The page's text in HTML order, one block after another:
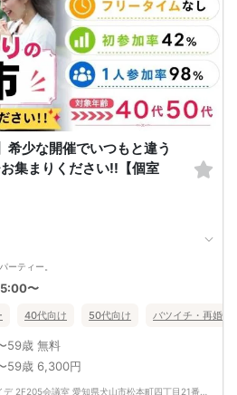
希少な開催でいつもと違う
集まりください!!【個室
ーティー。
イルで、98％の方がお一人で参加されてい
した小規模な婚活イベントで、空いた時間
れています。
ます。（参加費は現金払いのみです）
〜
40代向け 50代向け バツイチ・再婚
59歳 無料
59歳 6,300円